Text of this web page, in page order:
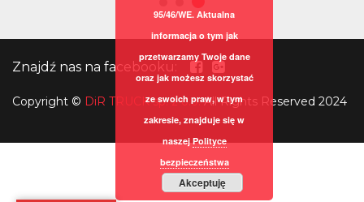
Znajdź nas na facebooku:
Copyright © DiR TRUCK sp. z o.o.All Rights Reserved 2024
95/46/WE. Aktualna
informacja o tym jak
przetwarzamy Twoje dane
oraz jak możesz skorzystać
ze swoich praw, w tym
zakresie, znajduje się w
naszejPolityce
bezpieczeństwa
Akceptuję